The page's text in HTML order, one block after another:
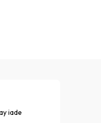
iade